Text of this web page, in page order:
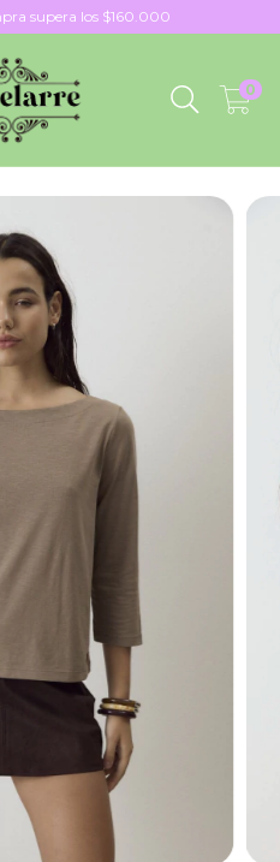
supera los $160.000
0